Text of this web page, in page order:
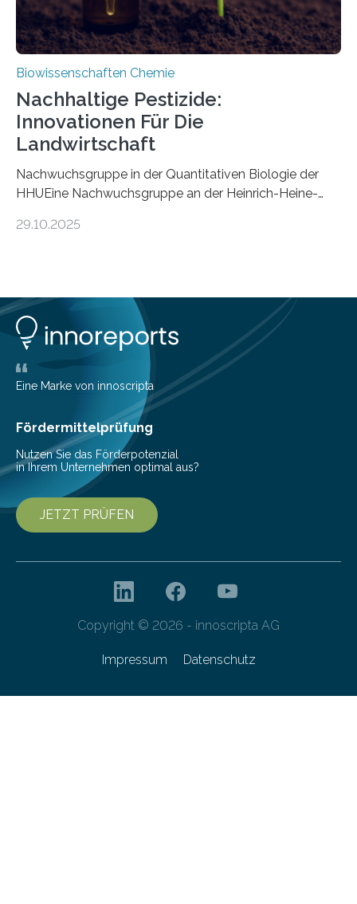
Biowissenschaften Chemie
Nachhaltige Pestizide:
Innovationen Für Die
Landwirtschaft
Nachwuchsgruppe in der Quantitativen Biologie der
HHUEine Nachwuchsgruppe an der Heinrich-Heine-
fünf Jahren erforschen, wie Bakterien auf
Insektenblume. Das Bundesministerium für Forschung,
Technologie und Raumfahrt (BMFTR) fördert das
Projekt im Rahmen der Nationalen
Bioökonomiestrategie mit rund 2,7 Millionen Euro.
Pestizide sind äußerst wichtig, um die globale
Ernährung zu sichern. Ohne sie besteht die weltweite
Gefahr erheblicher…
29.10.2025
Eine Marke von innoscripta
Fördermittelprüfung
Nutzen Sie das Förderpotenzial
in Ihrem Unternehmen optimal aus?
JETZT PRÜFEN
Copyright © 2026 - innoscripta AG
Impressum Datenschutz